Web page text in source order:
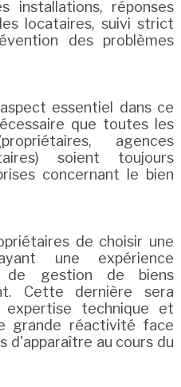
installations, réponses
locataires, suivi strict
des problèmes
essentiel dans ce
que toutes les
agences
soient toujours
concernant le bien
de choisir une
une expérience
de gestion de biens
Cette dernière sera
expertise technique et
grande réactivité face
d'apparaître au cours du